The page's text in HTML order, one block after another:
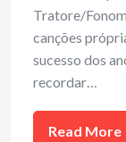
Tratore/
canções
sucesso dos
recordar…
Read More